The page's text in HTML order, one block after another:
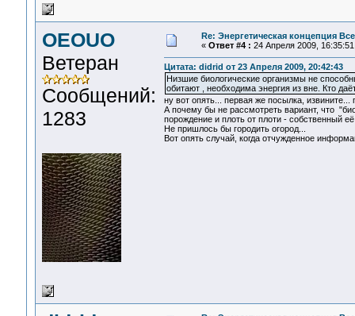
OEOUO
Ветеран
Сообщений:
1283
Re: Энергетическая концепция
« Ответ #4 : 24 Апреля 2009,
Цитата: didrid от 23 Апреля 2009, 20:42:43
Низшие биологические организмы не
обитают , необходима энергия из вне. Кто
ну вот опять... первая же посылка, извините...
А почему бы не рассмотреть вариант, что
порождение и плоть от плоти - собственный
Не пришлось бы городить огород...
Вот опять случай, когда отчужденное